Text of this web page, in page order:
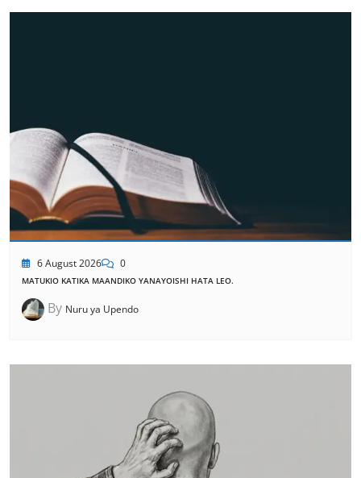
6 August 2026 0
MATUKIO KATIKA MAANDIKO YANAYOISHI HATA LEO.
By Nuru ya Upendo